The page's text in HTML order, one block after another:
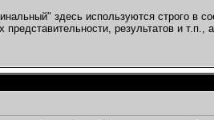
здесь используются строго в
результатов и т.п.,